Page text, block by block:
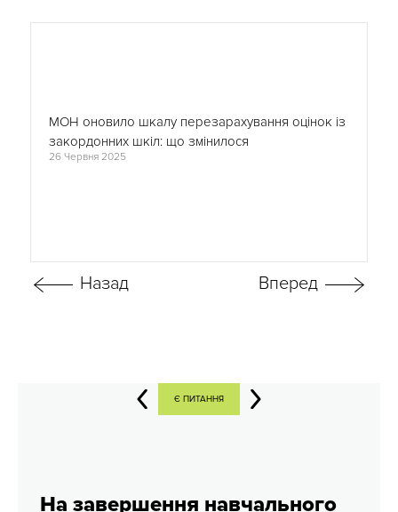
26 Червня 2025
МОН оновило шкалу перезарахування оцінок із
закордонних шкіл: що змінилося
Є ПИТАННЯ
На завершення навчального